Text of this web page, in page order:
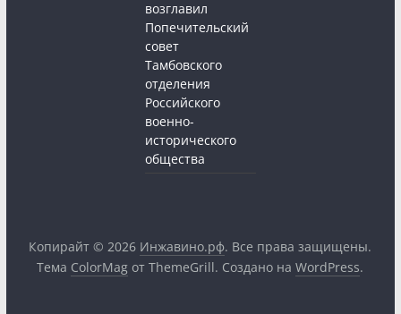
возглавил
Попечительский
совет
Тамбовского
отделения
Российского
военно-
исторического
общества
Копирайт © 2026 Инжавино.рф. Все права защищены.
Тема ColorMag от ThemeGrill. Создано наWordPress.